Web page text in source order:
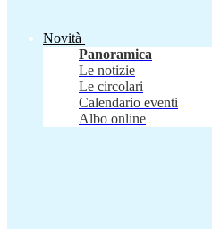
Novità
Panoramica
Le notizie
Le circolari
Calendario eventi
Albo online